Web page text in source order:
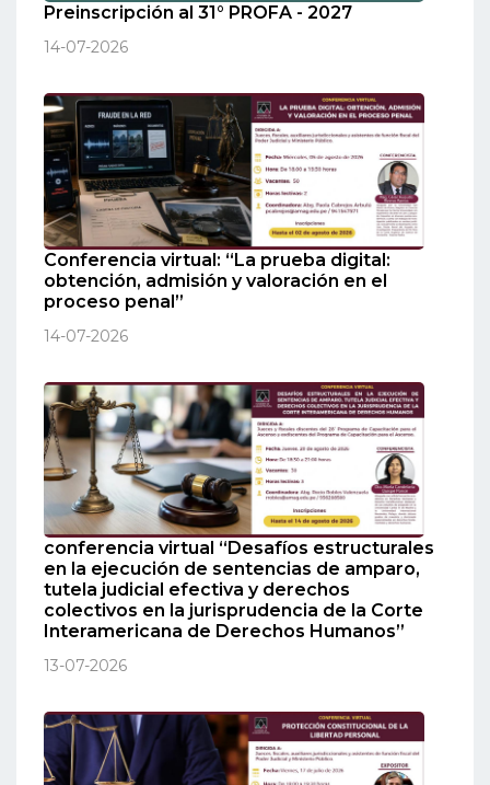
Preinscripción al 31° PROFA - 2027
14-07-2026
Conferencia virtual: “La prueba digital:
obtención, admisión y valoración en el
proceso penal”
14-07-2026
conferencia virtual “Desafíos estructurales
en la ejecución de sentencias de amparo,
tutela judicial efectiva y derechos
colectivos en la jurisprudencia de la Corte
Interamericana de Derechos Humanos”
13-07-2026